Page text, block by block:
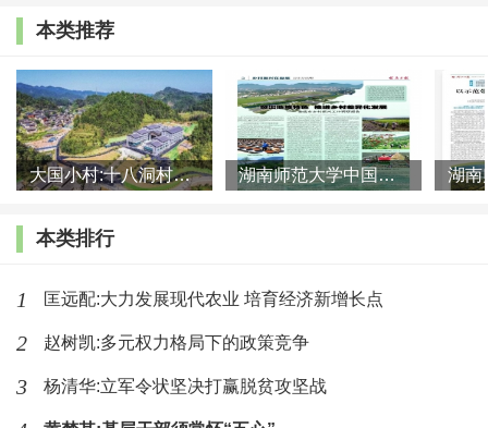
民自由选择权；二是乡村振兴战略实施的目标区域应该
是市镇在内的半人口稠密区和农业区；三是市镇要均衡
布局；四是农业产业链的重心要下沉；五是发展跨行政
区的现代化专业合作社；六是社会治理实现城乡一体
化；七是深化农政改革。
人才的落脚点，先进文化的承载基地，一个集大成的集
散中心。”党国英说，根据国际经验，可以在每100—
中心，同样，中心的各类服务人员也最多用半小时车程
本类推荐
大国小村:十八洞村的现代变迁是一道美丽的风景线 湖南师范大学中国乡村振兴研究院课题组:突出地域特色 推进乡村
本类排行
1 匡远配:大力发展现代农业 培育经济新增长点
2 赵树凯:多元权力格局下的政策竞争
3 杨清华:立军令状坚决打赢脱贫攻坚战